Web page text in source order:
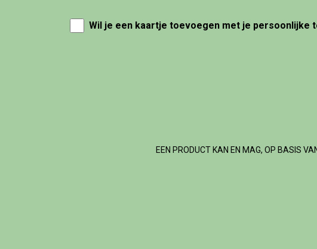
Wil je een kaartje toevoegen met je persoonlijke
EEN PRODUCT KAN EN MAG, OP BASIS